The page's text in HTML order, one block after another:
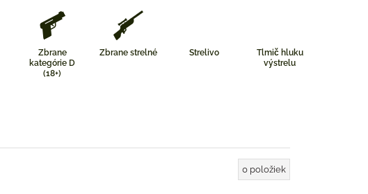
Zbrane
kategórie D
(18+)
Zbrane strelné Strelivo
Tlmič hluku
výstrelu
0 položiek